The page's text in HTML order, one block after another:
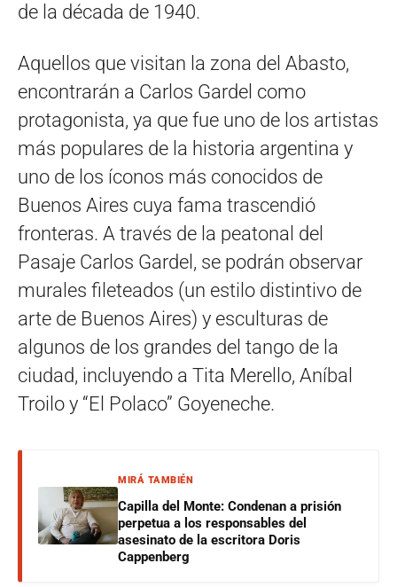
de la década de 1940.
Aquellos que visitan la zona del Abasto,
encontrarán a Carlos Gardel como
protagonista, ya que fue uno de los artistas
más populares de la historia argentina y
uno de los íconos más conocidos de
Buenos Aires cuya fama trascendió
fronteras. A través de la peatonal del
Pasaje Carlos Gardel, se podrán observar
murales fileteados (un estilo distintivo de
arte de Buenos Aires) y esculturas de
algunos de los grandes del tango de la
ciudad, incluyendo a Tita Merello, Aníbal
Troilo y “El Polaco” Goyeneche.
MIRÁ TAMBIÉN
Capilla del Monte: Condenan a prisión
perpetua a los responsables del
asesinato de la escritora Doris
Cappenberg